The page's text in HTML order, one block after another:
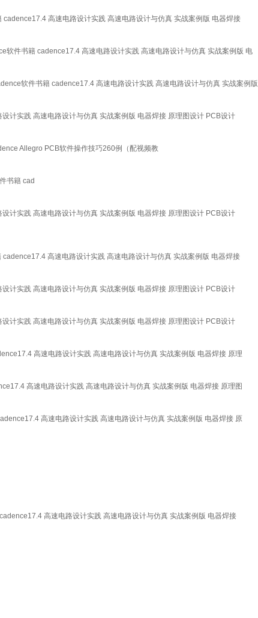
高速电路设计实践 高速电路设计与仿真 实战案例版 电器焊接
软件书籍 cadence17.4 高速电路设计实践 高速电路设计与仿真 实战案例版 电
软件书籍 cadence17.4 高速电路设计实践 高速电路设计与仿真 实战案例版
计实践 高速电路设计与仿真 实战案例版 电器焊接 原理图设计 PCB设计
Allegro PCB软件操作技巧260例（配视频教
书籍 cad
计实践 高速电路设计与仿真 实战案例版 电器焊接 原理图设计 PCB设计
高速电路设计实践 高速电路设计与仿真 实战案例版 电器焊接
计实践 高速电路设计与仿真 实战案例版 电器焊接 原理图设计 PCB设计
计实践 高速电路设计与仿真 实战案例版 电器焊接 原理图设计 PCB设计
高速电路设计实践 高速电路设计与仿真 实战案例版 电器焊接 原理
高速电路设计实践 高速电路设计与仿真 实战案例版 电器焊接 原理图
高速电路设计实践 高速电路设计与仿真 实战案例版 电器焊接 原
高速电路设计实践 高速电路设计与仿真 实战案例版 电器焊接